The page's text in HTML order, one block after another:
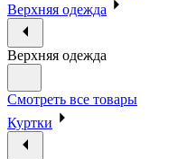
Верхняя одежда
Верхняя одежда
Смотреть все товары
Куртки